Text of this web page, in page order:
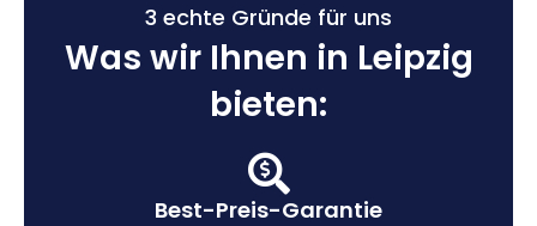
3 echte Gründe für uns
Was wir Ihnen in Leipzig
bieten:
Best-Preis-Garantie